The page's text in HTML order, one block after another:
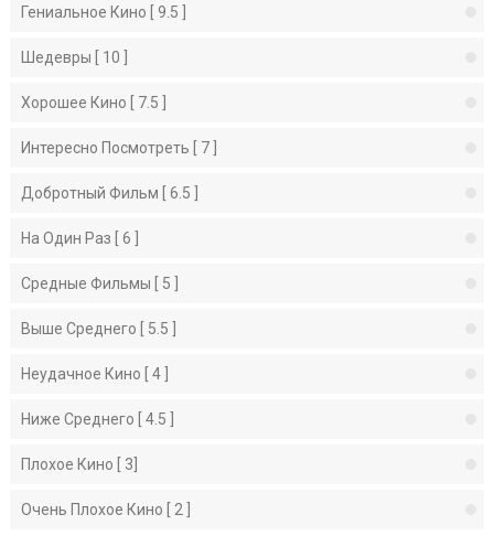
Гениальное Кино [ 9.5 ]
Шедевры [ 10 ]
Хорошее Кино [ 7.5 ]
Интересно Посмотреть [ 7 ]
Добротный Фильм [ 6.5 ]
На Один Раз [ 6 ]
Средные Фильмы [ 5 ]
Выше Среднего [ 5.5 ]
Неудачное Кино [ 4 ]
Ниже Среднего [ 4.5 ]
Плохое Кино [ 3]
Очень Плохое Кино [ 2 ]